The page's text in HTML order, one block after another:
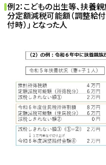
例2：こどもの出生等、扶養
分定額減税可能額（調整給
付時）」となった人